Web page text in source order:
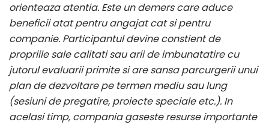
orienteaza atentia. Este un demers care aduce
beneficii atat pentru angajat cat si pentru
companie. Participantul devine constient de
propriile sale calitati sau arii de imbunatatire cu
jutorul evaluarii primite si are sansa parcurgerii unui
plan de dezvoltare pe termen mediu sau lung
(sesiuni de pregatire, proiecte speciale etc.). In
acelasi timp, compania gaseste resurse importante